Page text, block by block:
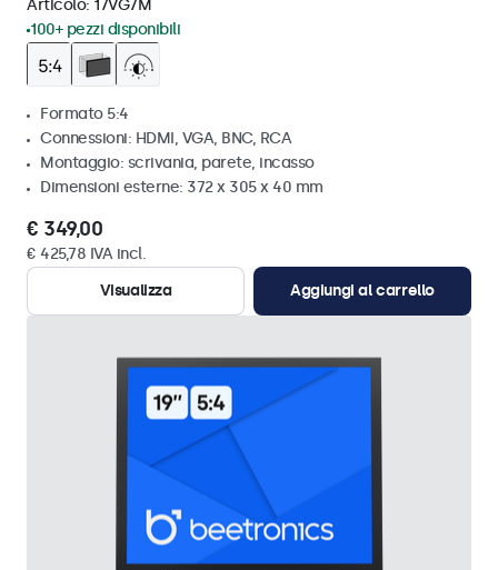
Articolo: 17VG7M
100+ pezzi disponibili
Formato 5:4
Connessioni: HDMI, VGA, BNC, RCA
Montaggio: scrivania, parete, incasso
Dimensioni esterne: 372 x 305 x 40 mm
€ 349,00
€ 425,78 IVA incl.
Visualizza
Aggiungi al carrello